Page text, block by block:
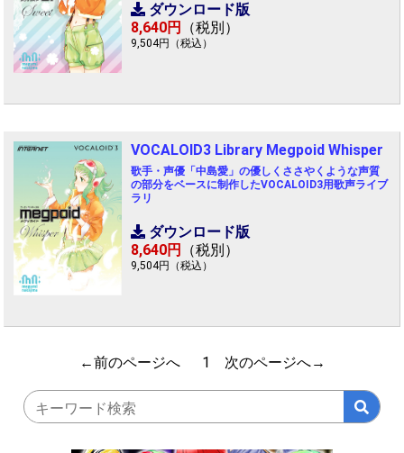
ダウンロード版
8,640円
（税別）
9,504円（税込）
VOCALOID3 Library Megpoid Whisper
歌手・声優「中島愛」の優しくささやくような声質
の部分をベースに制作したVOCALOID3用歌声ライブ
ラリ
ダウンロード版
8,640円
（税別）
9,504円（税込）
←前のページへ 1 次のページへ→